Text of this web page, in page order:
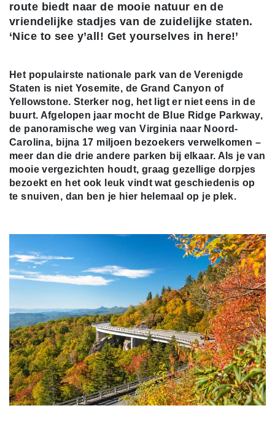
route biedt naar de mooie natuur en de
vriendelijke stadjes van de zuidelijke staten.
‘Nice to see y’all! Get yourselves in here!’
Het populairste nationale park van de Verenigde
Staten is niet Yosemite, de Grand Canyon of
Yellowstone. Sterker nog, het ligt er niet eens in de
buurt. Afgelopen jaar mocht de Blue Ridge Parkway,
de panoramische weg van Virginia naar Noord-
Carolina, bijna 17 miljoen bezoekers verwelkomen –
meer dan die drie andere parken bij elkaar. Als je van
mooie vergezichten houdt, graag gezellige dorpjes
bezoekt en het ook leuk vindt wat geschiedenis op
te snuiven, dan ben je hier helemaal op je plek.